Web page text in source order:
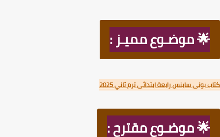
🌟 موضـوع مميـز :
بونى ساينس رابعة ابتدائى ترم ثاني 2025
🌟 موضـوع مقترح :